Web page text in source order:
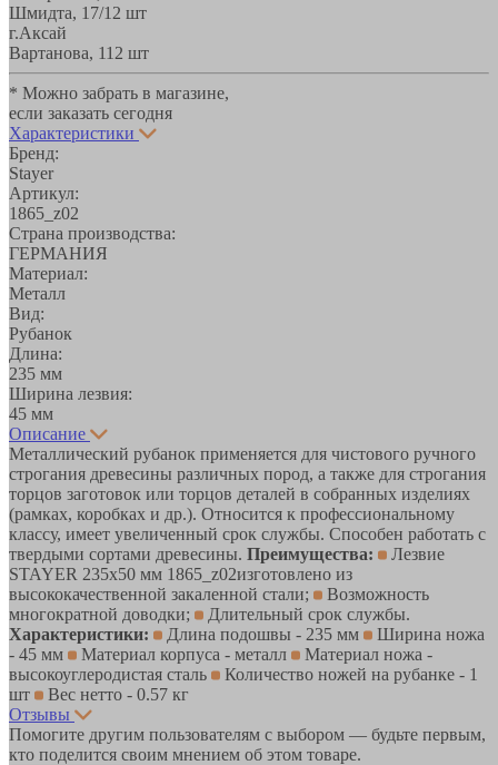
Шмидта, 17/1 2 шт
г.Аксай
Вартанова, 11 2 шт
* Можно забрать в магазине,
если заказать сегодня
Характеристики
Бренд:
Stayer
Артикул:
1865_z02
Страна производства:
ГЕРМАНИЯ
Материал:
Металл
Вид:
Рубанок
Длина:
235 мм
Ширина лезвия:
45 мм
Описание
Металлический рубанок применяется для чистового ручного
строгания древесины различных пород, а также для строгания
торцов заготовок или торцов деталей в собранных изделиях
(рамках, коробках и др.). Относится к профессиональному
классу, имеет увеличенный срок службы. Способен работать с
твердыми сортами древесины. Преимущества:
Лезвие
STAYER 235х50 мм 1865_z02изготовлено из
высококачественной закаленной стали;
Возможность
многократной доводки;
Длительный срок службы.
Характеристики:
Длина подошвы - 235 мм
Ширина ножа
- 45 мм
Материал корпуса - металл
Материал ножа -
высокоуглеродистая сталь
Количество ножей на рубанке - 1
шт
Вес нетто - 0.57 кг
Отзывы
Помогите другим пользователям с выбором — будьте первым,
кто поделится своим мнением об этом товаре.